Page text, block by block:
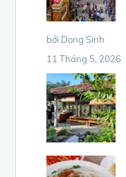
bởi Dong Sinh
11 Tháng 5, 2026